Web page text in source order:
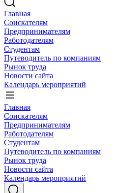
Главная
Соискателям
Предпринимателям
Работодателям
Студентам
Путеводитель по компаниям
Рынок труда
Новости сайта
Календарь мероприятий
Главная
Соискателям
Предпринимателям
Работодателям
Студентам
Путеводитель по компаниям
Рынок труда
Новости сайта
Календарь мероприятий